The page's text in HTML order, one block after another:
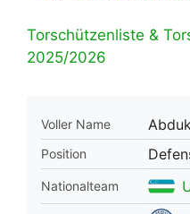
Torschützenliste &
2025/2026
Voller Name
Position
Nationalteam